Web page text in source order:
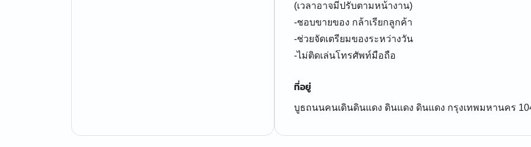
(เวลาอาจมีปรับตามหน้างาน)
-ชอบขายของ กล้าเรียกลูกค้า
-ช่วยจัดเตรียมของระหว่างวัน
-ไม่ติดเล่นโทรศัพท์มือถือ
ที่อยู่
บูธถนนคนเดินดินแดง ดินแดง ดินแดง กรุงเทพมหานคร